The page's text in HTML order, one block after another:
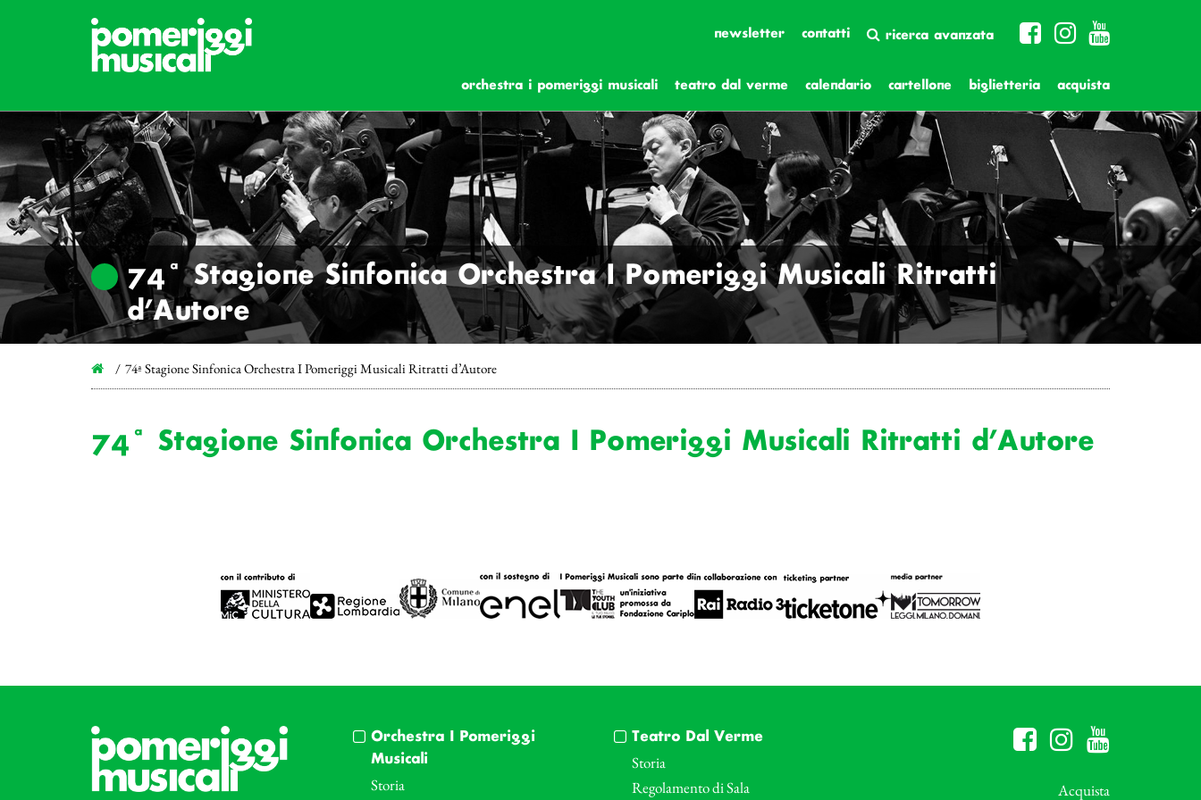
newsletter contatti ricerca avanzata
orchestra i pomeriggi musicali teatro dal verme calendario cartellone biglietteria acquista
74ª Stagione Sinfonica Orchestra I Pomeriggi Musicali Ritratti
d’Autore
74ª Stagione Sinfonica Orchestra I Pomeriggi Musicali Ritratti d’Autore
74ª Stagione Sinfonica Orchestra I Pomeriggi Musicali Ritratti d’Autore
Orchestra I Pomeriggi
Musicali
Storia
Teatro Dal Verme
Storia
Regolamento di Sala
Acquista